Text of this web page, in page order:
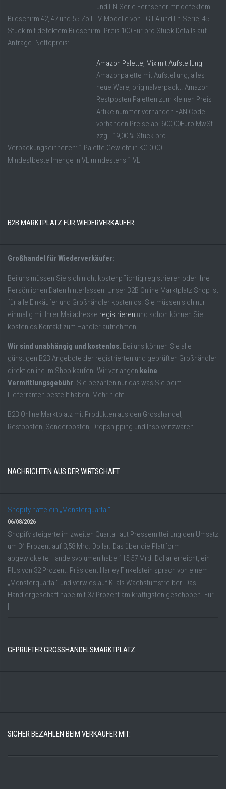
und LN-Serie Fernseher mit defektem
Bildschirm 42, 47 und 55-Zoll-TV-Modelle von LG LA und Ln-Serie, 45
Stück mit defektem Bildschirm. Preis 100 Eur pro Stück Details auf
Anfrage. Nettopreis: ...
Amazon Palette, Mix mit Aufstellung
Amazonpalette mit Aufstellung, alles
neue Ware, originalverpackt. Amazon
Restposten Paletten zum kleinen Preis
Artikelnummer vorhanden EAN Code
vorhanden Preise ab: 600,00Euro MwSt.
zzgl. 19,00 % Stück pro
Verpackungseinheiten: 1 Palette Gewicht in KG 0.00
Mindestbestellmenge in VE mindestens 1 VE
B2B MARKTPLATZ FÜR WIEDERVERKÄUFER
Großhandel für Wiederverkäufer:
Bei uns müssen Sie sich nicht kostenpflichtig registrieren oder Ihre
Persönlichen Daten hinterlassen! Unser B2B Online Marktplatz Shop ist
für alle Einkäufer und Großhändler kostenlos. Sie müssen sich nur
einmalig mit Ihrer Mailadresse registrieren und schon können Sie
kostenlos Kontakt zum Händler aufnehmen.
Wir sind unabhängig und kostenlos. Bei uns können Sie alle
günstigen B2B Angebote der registrierten und geprüften Großhändler
direkt online im Shop kaufen. Wir verlangen keine
Vermittlungsgebühr. Sie bezahlen nur das was Sie beim
Lieferranten bestellt haben! Mehr nicht.
B2B Online Marktplatz mit Produkten aus den Grosshandel,
Restposten, Sonderposten, Dropshipping und Insolvenzwaren.
NACHRICHTEN AUS DER WIRTSCHAFT
Shopify hatte ein „Monsterquartal“
06/08/2026
Shopify steigerte im zweiten Quartal laut Pressemitteilung den Umsatz
um 34 Prozent auf 3,58 Mrd. Dollar. Das über die Plattform
abgewickelte Handelsvolumen habe 115,57 Mrd. Dollar erreicht, ein
Plus von 32 Prozent. Präsident Harley Finkelstein sprach von einem
„Monsterquartal“ und verwies auf KI als Wachstumstreiber. Das
Händlergeschäft habe mit 37 Prozent am kräftigsten geschoben. Für
[…]
GEPRÜFTER GROSSHANDELSMARKTPLATZ
SICHER BEZAHLEN BEIM VERKÄUFER MIT: